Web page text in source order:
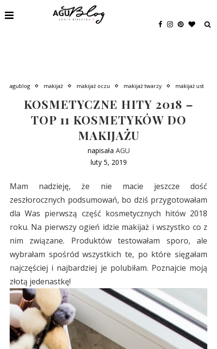
agublog makijaż makijaż oczu makijaż twarzy makijaż ust
KOSMETYCZNE HITY 2018 –
TOP 11 KOSMETYKÓW DO
MAKIJAŻU
napisała AGU
luty 5, 2019
Mam nadzieję, że nie macie jeszcze dość
zeszłorocznych podsumowań, bo dziś przygotowałam
dla Was pierwszą część kosmetycznych hitów 2018
roku. Na pierwszy ogień idzie makijaż i wszystko co z
nim związane. Produktów testowałam sporo, ale
wybrałam spośród wszystkich te, po które sięgałam
najczęściej i najbardziej je polubiłam. Poznajcie moją
złotą jedenastkę!